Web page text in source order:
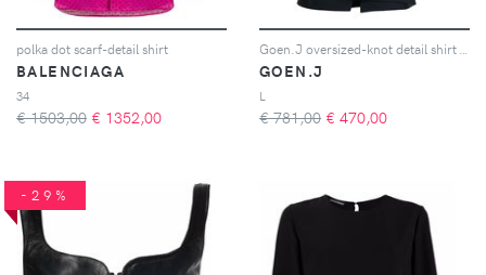
polka dot scarf-detail shirt
BALENCIAGA
34
€ 1503,00 € 1352,00
Goen.J oversized-knot detail shirt - Blu
GOEN.J
L
€ 781,00 € 470,00
-29%